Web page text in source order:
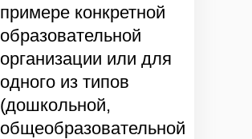
примере конкретной
образовательной
организации или для
одного из типов
(дошкольной,
общеобразовательной